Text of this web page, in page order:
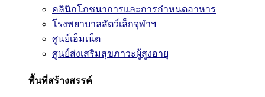
คลินิกโภชนาการและการกำหนดอาหาร
โรงพยาบาลสัตว์เล็กจุฬาฯ
ศูนย์เอ็มเน็ต
ศูนย์ส่งเสริมสุขภาวะผู้สูงอายุ
พื้นที่สร้างสรรค์